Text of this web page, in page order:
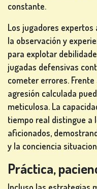
constante.
Los jugadores
la observación y
para explotar
jugadas defensivas
cometer errores.
agresión calculada
meticulosa. La
tiempo real distingue a
aficionados,
y la conciencia
Práctica,